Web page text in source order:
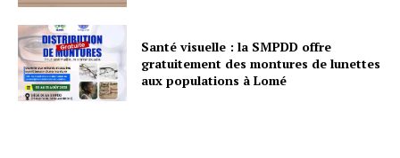
Santé visuelle : la SMPDD offre
gratuitement des montures de lunettes
aux populations à Lomé